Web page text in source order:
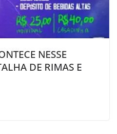
NESSE
DE RIMAS E